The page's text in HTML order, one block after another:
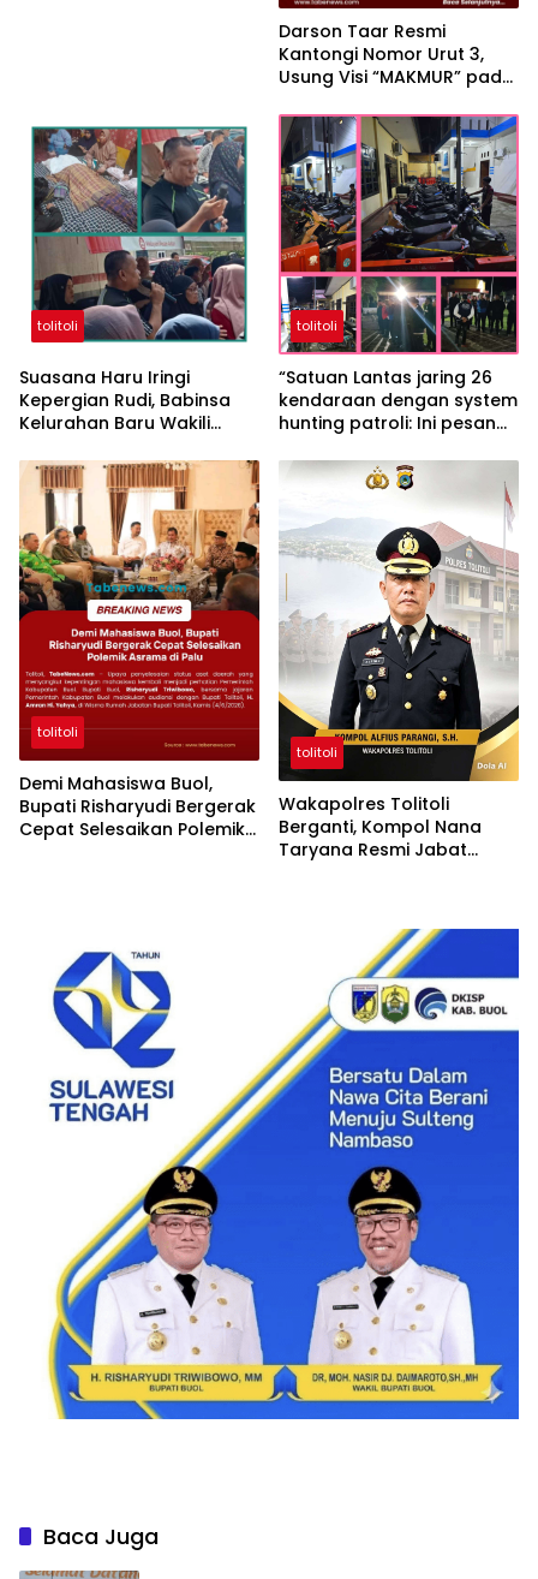
Darson Taar Resmi
Kantongi Nomor Urut 3,
Usung Visi “MAKMUR” pada
Tolitoli 2026
tolitoli
Suasana Haru Iringi
Kepergian Rudi, Babinsa
Kelurahan Baru Wakili
Permohonan Maaf
tolitoli
“Satuan Lantas jaring 26
kendaraan dengan system
hunting patroli: Ini pesan
tolitoli
Demi Mahasiswa Buol,
Bupati Risharyudi Bergerak
Cepat Selesaikan Polemik
tolitoli
Wakapolres Tolitoli
Berganti, Kompol Nana
Taryana Resmi Jabat
Baca Juga